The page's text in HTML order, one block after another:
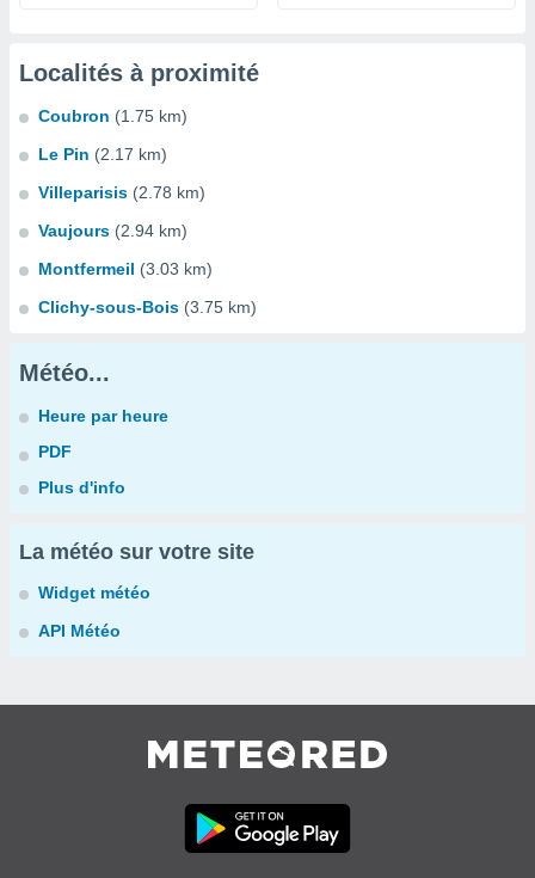
Localités à proximité
Coubron (1.75 km)
Le Pin (2.17 km)
Villeparisis (2.78 km)
Vaujours (2.94 km)
Montfermeil (3.03 km)
Clichy-sous-Bois (3.75 km)
Météo...
Heure par heure
PDF
Plus d'info
La météo sur votre site
Widget météo
API Météo